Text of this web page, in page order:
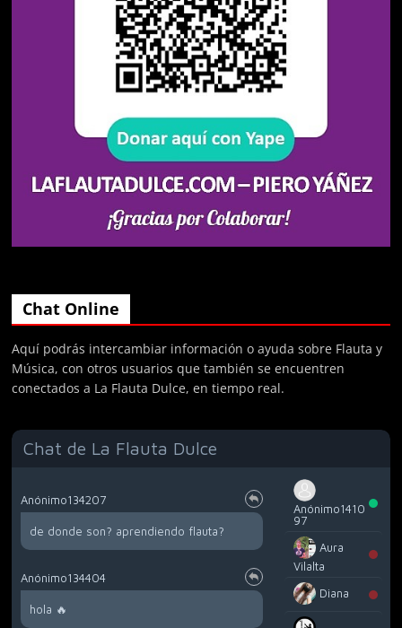
Chat Online
Aquí podrás intercambiar información o ayuda sobre Flauta y
Música, con otros usuarios que también se encuentren
conectados a La Flauta Dulce, en tiempo real.
Chat de La Flauta Dulce
Anónimo134207
de donde son? aprendiendo flauta?
Anónimo134404
hola 🔥
Anónimo1410
97
Aura
Vilalta
Diana